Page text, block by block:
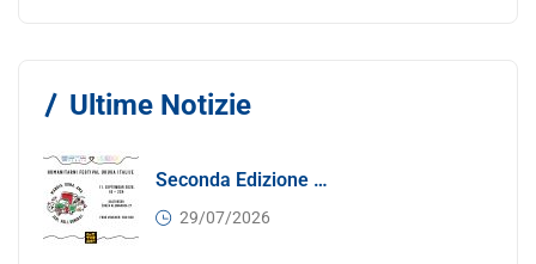
Ultime Notizie
Seconda Edizione Di MANGIA. DONA. AMA: Quando La Gastronomia Incontra La Solidarietà, 11 Settembre 2026
29/07/2026